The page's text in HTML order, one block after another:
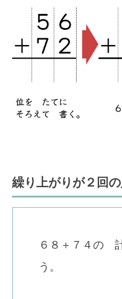
繰り上がりが２回
６８＋７４の
う。